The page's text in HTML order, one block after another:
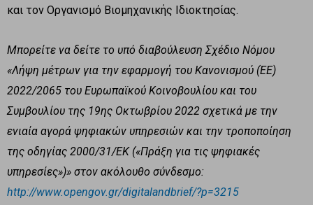
και τον Οργανισμό Βιομηχανικής Ιδιοκτησίας.
Μπορείτε να δείτε το υπό διαβούλευση Σχέδιο Νόμου
«Λήψη μέτρων για την εφαρμογή του Κανονισμού (ΕΕ)
2022/2065 του Ευρωπαϊκού Κοινοβουλίου και του
Συμβουλίου της 19ης Οκτωβρίου 2022 σχετικά με την
ενιαία αγορά ψηφιακών υπηρεσιών και την τροποποίηση
της οδηγίας 2000/31/ΕΚ («Πράξη για τις ψηφιακές
υπηρεσίες»)» στον ακόλουθο σύνδεσμο:
http://www.opengov.gr/digitalandbrief/?p=3215